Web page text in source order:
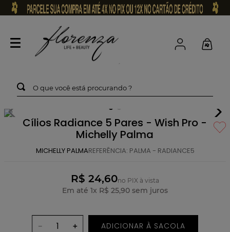
O que você está procurando ?
Cílios Radiance 5 Pares - Wish Pro -
Michelly Palma
MICHELLY PALMAREFERÊNCIA: PALMA - RADIANCE5
R$ 24,60no PIX à vista
Em até 1x R$ 25,90 sem juros
＋
－ ADICIONAR À SACOLA